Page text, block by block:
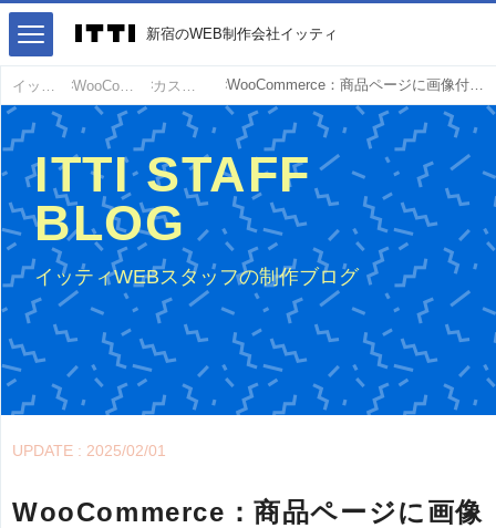
イッティ WooCommerce カスタマイズ WooCommerce：商品ページに画像付きで「次の商品」「前の商品」を表示させる方法
ITTI STAFF
BLOG
イッティWEBスタッフの制作ブログ
UPDATE : 2025/02/01
WooCommerce：商品ページに画像
新宿のWEB制作会社イッティ